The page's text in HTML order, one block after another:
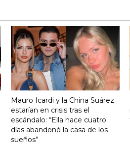
Mauro Icardi y la China Suárez
estarían en crisis tras el
escándalo: “Ella hace cuatro
días abandonó la casa de los
sueños”